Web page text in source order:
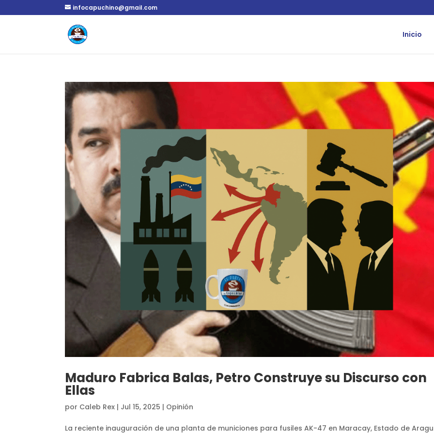
infocapuchino@gmail.com
Inicio
Maduro Fabrica Balas, Petro Construye su Discurso con
Ellas
por Caleb Rex | Jul 15, 2025 | Opinión
La reciente inauguración de una planta de municiones para fusiles AK-47 en Maracay, Estado de